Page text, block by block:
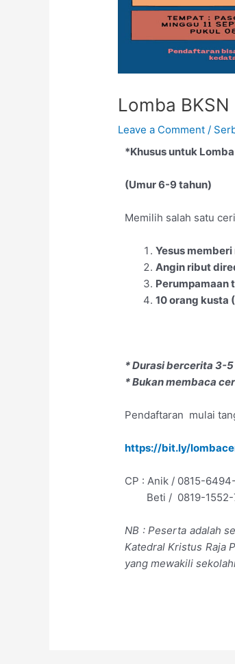
Lomba
Leave a Comment /
*Khusus untuk
(Umur 6-9 tahun)
Memilih salah satu
Yesus
Angin ribut
Perumpamaan
10 orang kusta
* Durasi bercerita 3-
* Bukan membaca
Pendaftaran mulai
https://bit.ly/
CP : Anik / 0815-
Beti / 0819-1552-
NB : Peserta adalah
Katedral Kristus Raja
yang mewakili